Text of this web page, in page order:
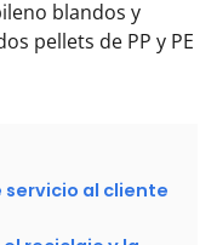
blandos y
pellets de PP y PE
servicio al cliente